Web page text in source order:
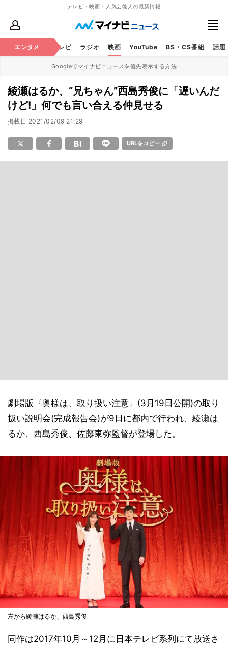
テレビ・映画・人気芸能人の最新情報
エンタメ
芸能 テレビ ラジオ 映画 YouTube BS・CS番組 話題
Googleでマイナビニュースを優先表示する方法
綾瀬はるか、“兄ちゃん”西島秀俊に「遅いんだ
けど!」何でも言い合える仲見せる
掲載日 2021/02/09 21:29
URLをコピー
劇場版『奥様は、取り扱い注意』(3月19日公開)の取り
扱い説明会(完成報告会)が9日に都内で行われ、綾瀬は
るか、西島秀俊、佐藤東弥監督が登場した。
左から綾瀬はるか、西島秀俊
同作は2017年10月～12月に日本テレビ系列にて放送さ